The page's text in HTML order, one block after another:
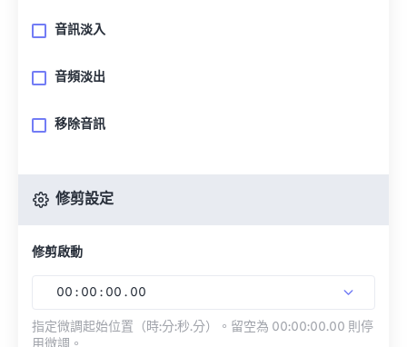
音訊淡入
音頻淡出
移除音訊
修剪設定
修剪啟動
00 : 00 : 00 . 00
指定微調起始位置（時:分:秒.分）。留空為 00:00:00.00 則停